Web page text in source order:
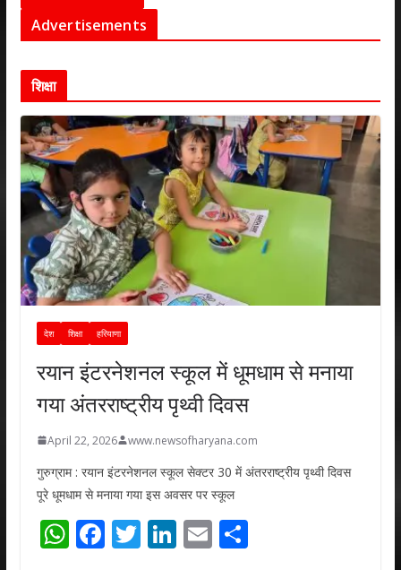
Advertisements
शिक्षा
देश शिक्षा हरियाणा
रयान इंटरनेशनल स्कूल में धूमधाम से मनाया
गया अंतरराष्ट्रीय पृथ्वी दिवस
April 22, 2026 www.newsofharyana.com
गुरुग्राम : रयान इंटरनेशनल स्कूल सेक्टर 30 में अंतरराष्ट्रीय पृथ्वी दिवस
पूरे धूमधाम से मनाया गया इस अवसर पर स्कूल
W F T Li E S